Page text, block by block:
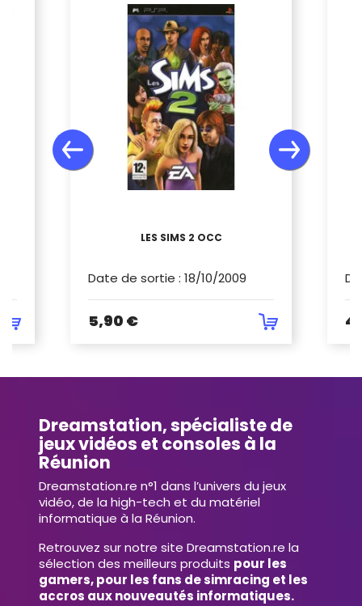
LES SIMS 2 OCC
Date de sortie : 18/10/2009
5,90 €
Dreamstation, spécialiste de
jeux vidéos et consoles à la
Réunion
Dreamstation.re n°1 dans l’univers du jeux
vidéo, de la high-tech et du matériel
informatique à la Réunion.
Retrouvez sur notre site Dreamstation.re la
sélection des meilleurs produits pour les
gamers, pour les fans de simracing et les
accros aux nouveautés informatiques.